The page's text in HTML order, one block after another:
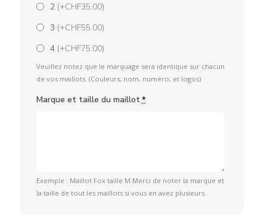
2 (+CHF35.00)
3 (+CHF55.00)
4 (+CHF75.00)
Veuillez notez que le marquage sera identique sur chacun
de vos maillots. (Couleurs, nom, numéro, et logos)
Marque et taille du maillot *
Exemple : Maillot Fox taille M Merci de noter la marque et
la taille de tout les maillots si vous en avez plusieurs.